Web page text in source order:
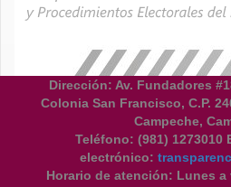
Dirección: Av. Fundadores
Colonia San Francisco, C.P.
Campeche,
Teléfono: (981) 1273010
electrónico:
Horario de atención: Lunes a